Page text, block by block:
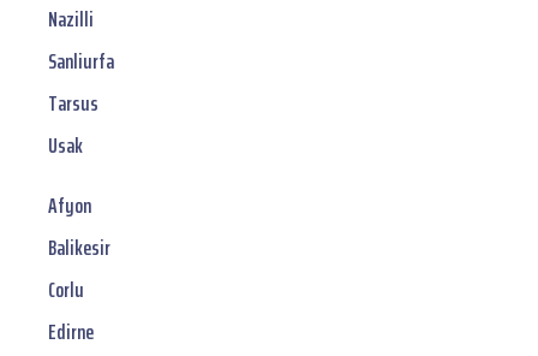
Nazilli
Sanliurfa
Tarsus
Usak
Afyon
Balikesir
Corlu
Edirne